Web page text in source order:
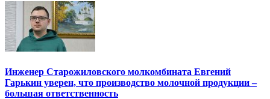
Инженер Старожиловского молкомбината Евгений
Гарькин уверен, что производство молочной продукции –
большая ответственность